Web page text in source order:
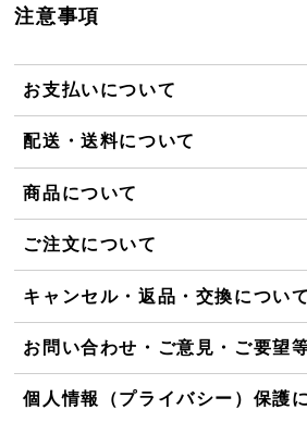
注意事項
お支払いについて
配送・送料について
商品について
ご注文について
キャンセル・返品・交換について
お問い合わせ・ご意見・ご要望
個人情報（プライバシー）保護